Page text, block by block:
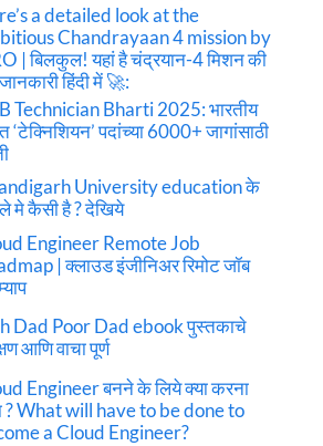
a detailed look at the
Chandrayaan 4 mission by
| बिलकुल! यहां है चंद्रयान-4 मिशन की
हिंदी में 🚀:
Technician Bharti 2025: भारतीय
‘टेक्निशियन’ पदांच्या 6000+ जागांसाठी
University education के
मे कैसी है ? देखिये
Engineer Remote Job
| क्लाउड इंजीनिअर रिमोट जॉब
Dad Poor Dad ebook पुस्तकाचे
आणि वाचा पूर्ण
Engineer बनने के लिये क्या करना
? What will have to be done to
a Cloud Engineer?